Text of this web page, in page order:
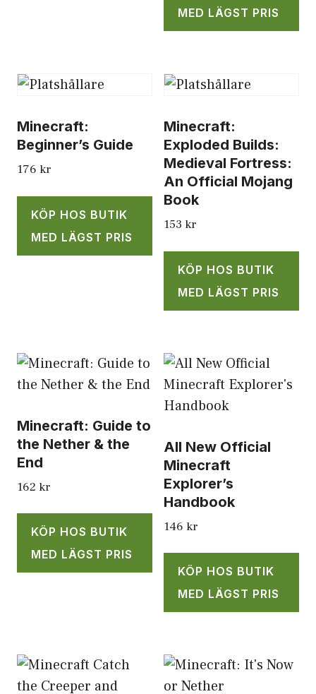
MED LÄGST PRIS
Minecraft:
Beginner’s Guide
176 kr
KÖP HOS BUTIK
MED LÄGST PRIS
Minecraft:
Exploded Builds:
Medieval Fortress:
An Official Mojang
Book
153 kr
KÖP HOS BUTIK
MED LÄGST PRIS
Minecraft: Guide to
the Nether & the
End
162 kr
KÖP HOS BUTIK
MED LÄGST PRIS
All New Official
Minecraft
Explorer’s
Handbook
146 kr
KÖP HOS BUTIK
MED LÄGST PRIS